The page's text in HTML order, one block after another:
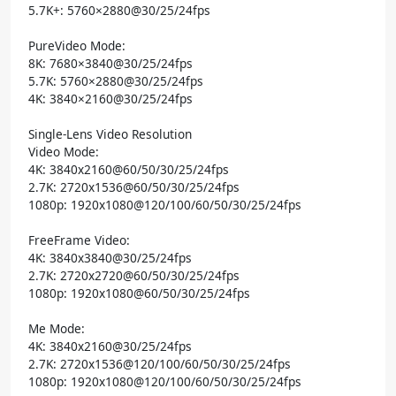
5.7K+: 5760×2880@30/25/24fps
PureVideo Mode:
8K: 7680×3840@30/25/24fps
5.7K: 5760×2880@30/25/24fps
4K: 3840×2160@30/25/24fps
Single-Lens Video Resolution
Video Mode:
4K: 3840x2160@60/50/30/25/24fps
2.7K: 2720x1536@60/50/30/25/24fps
1080p: 1920x1080@120/100/60/50/30/25/24fps
FreeFrame Video:
4K: 3840x3840@30/25/24fps
2.7K: 2720x2720@60/50/30/25/24fps
1080p: 1920x1080@60/50/30/25/24fps
Me Mode:
4K: 3840x2160@30/25/24fps
2.7K: 2720x1536@120/100/60/50/30/25/24fps
1080p: 1920x1080@120/100/60/50/30/25/24fps